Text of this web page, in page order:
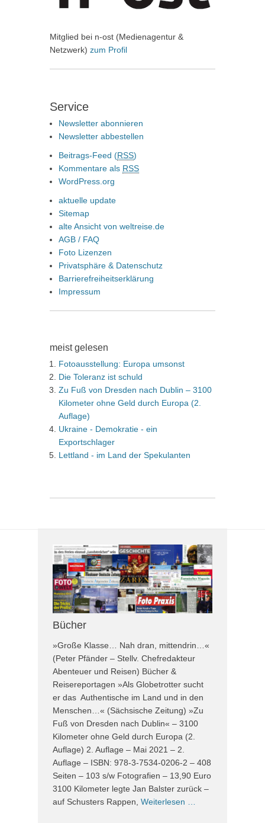
Mitglied bei n-ost (Medienagentur &
Netzwerk) zum Profil
Service
Newsletter abonnieren
Newsletter abbestellen
Beitrags-Feed (RSS)
Kommentare als RSS
WordPress.org
aktuelle update
Sitemap
alte Ansicht von weltreise.de
AGB / FAQ
Foto Lizenzen
Privatsphäre & Datenschutz
Barrierefreiheitserklärung
Impressum
meist gelesen
Fotoausstellung: Europa umsonst
Die Toleranz ist schuld
Zu Fuß von Dresden nach Dublin – 3100
Kilometer ohne Geld durch Europa (2.
Auflage)
Ukraine - Demokratie - ein
Exportschlager
Lettland - im Land der Spekulanten
Bücher
»Große Klasse… Nah dran, mittendrin…«
(Peter Pfänder – Stellv. Chefredakteur
Abenteuer und Reisen) Bücher &
Reisereportagen »Als Globetrotter sucht
er das Authentische im Land und in den
Menschen…« (Sächsische Zeitung) »Zu
Fuß von Dresden nach Dublin« – 3100
Kilometer ohne Geld durch Europa (2.
Auflage) 2. Auflage – Mai 2021 – 2.
Auflage – ISBN: 978-3-7534-0206-2 – 408
Seiten – 103 s/w Fotografien – 13,90 Euro
3100 Kilometer legte Jan Balster zurück –
auf Schusters Rappen, Weiterlesen …